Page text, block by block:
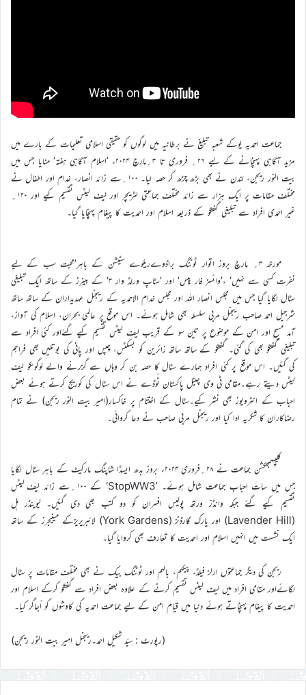
جماعت احمدیہ یوکے شعبہ تبلیغ نے برطانیہ میں لوگوں کو حقیقی اسلامی تعلیمات کے بارے میں
مزید آگاہی پہنچانے کے لیے ۲۶؍ فروری تا ۳؍مارچ ۲۰۲۴ء ’اسلام آگاہی ہفتہ‘ منایا جس میں
بیت النور ریجن، لندن نے بھی بڑھ چڑھ کر حصہ لیا۔ ۱۰۰؍سے زائد انصار، خدام اور اطفال نے
مختلف مقامات پر ایک ہزار سے زائد مختلف جماعتی لٹریچر اور لیف لیٹس تقسیم کیے اور ۱۲۰؍
غیر احمدی افراد سے تبلیغی گفتگو کے ذریعہ اسلام اور احمدیت کا پیغام پہنچایا گیا۔
مورخہ ۳؍ مارچ بروز اتوار ٹوٹنگ براڈوےریلوے سٹیشن کے باہر’محبت سب کے لیے
نفرت کسی سے نہیں‘ ،’وائسز فار پِیس‘ اور ’سٹاپ ورلڈ وار ۳‘ کے بینرز کے ساتھ ایک تبلیغی
سٹال لگایا گیا جس میں مجلس انصار اللہ اور مجلس خدام الاحمدیہ کے ریجنل عہدیداران کے ساتھ ساتھ
شرجیل احمد صاحب ریجنل مربی سلسلہ بھی شامل ہوئے۔ اس موقع پر عالمی بحران، اسلام کی آواز،
آمد مسیح اور امن کے موضوع پر تین سو کے قریب لیف لیٹس تقسیم کیے گئےاور کئی افراد سے
تبلیغی گفتگو بھی کی گئی۔ گفتگو کے ساتھ ساتھ زائرین کو بسکٹس، چپس اور پانی کی بوتلیں بھی فراہم
کی گئیں۔ اس موقع پر کئی افراد ہمارے سٹال کا حصہ بن کر وہاں سے گزرنے والے لوگوںکو لیف
لیٹس دیتے رہے۔مقامی ٹی وی چینل پاکستان ٹُوڈے نے اس سٹال کی کوریج کرتے ہوئے بعض
احباب کے انٹرویوز بھی نشر کیے۔سٹال کے اختتام پر خاکسار(امیر بیت النور ریجن) نے تمام
رضاکاران کا شکریہ ادا کیا اور ریجنل مربی صاحب نے دعا کروائی۔
کلیپہمجنکشن جماعت نے ۲۸؍فروری ۲۰۲۴ء بروز بدھ ایسڈا شاپنگ مارکیٹ کے باہر سٹال لگایا
جس میں سات احباب جماعت شامل ہوئے۔ ’StopWW3‘ کے ۱۰۰؍سے زائد لیف لیٹس
تقسیم کیے گئے جبکہ وانڈز ورتھ پولیس افسران کو دو کتب بھی دی گئیں۔ لیوینڈر ہل
(Lavender Hill) اور یارک گارڈنز (York Gardens) لائبریریزکے مینیجرز کے ساتھ
ایک نشست میں انہیں اسلام اور احمدیت کا تعارف بھی کروایا گیا۔
ریجن کی دیگر جماعتوں ارلز فیلڈ، پیکہم، بالہم اور ٹوٹنگ بیک نے بھی مختلف مقامات پر سٹال
لگائےاور مقامی افراد میں لیف لیٹس تقسیم کرنے کے علاوہ بعض افراد سے گفتگو کرکے اسلام اور
احمدیت کا پیغام پہنچاتے ہوئے دنیا میں قیام امن کے لیے جماعت احمدیہ کی کاوشوں کو اُجاگر کیا۔
(رپورٹ : سیّد شکیل احمد۔ریجنل امیر بیت النور ریجن)